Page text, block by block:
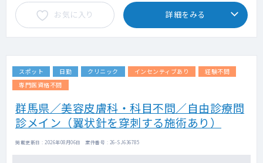
お気に入り 詳細をみる
スポット 日勤 クリニック インセンティブあり
経験不問
専門医資格不問
群馬県／美容皮膚科・科目不問／自由診療問
診メイン（翼状針を穿刺する施術あり）
掲載更新日 : 2026年08月06日 案件番号 : 26-SJ636785